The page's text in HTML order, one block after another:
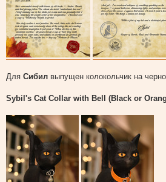
Для Сибил выпущен колокольчик на
Sybil's Cat Collar with Bell (Black or